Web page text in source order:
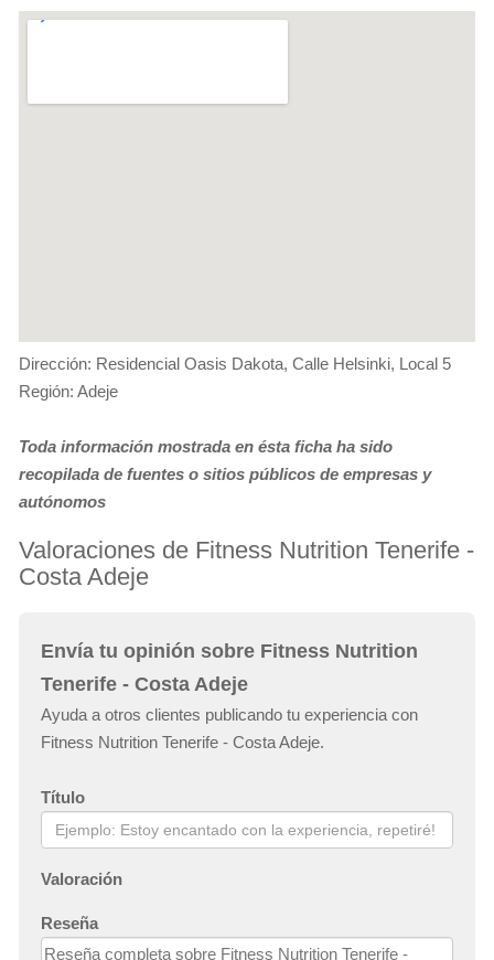
Dirección: Residencial Oasis Dakota, Calle Helsinki, Local 5
Región: Adeje
Toda información mostrada en ésta ficha ha sido
recopilada de fuentes o sitios públicos de empresas y
autónomos
Valoraciones de Fitness Nutrition Tenerife -
Costa Adeje
Envía tu opinión sobre Fitness Nutrition
Tenerife - Costa Adeje
Ayuda a otros clientes publicando tu experiencia con
Fitness Nutrition Tenerife - Costa Adeje.
Título
Valoración
Reseña